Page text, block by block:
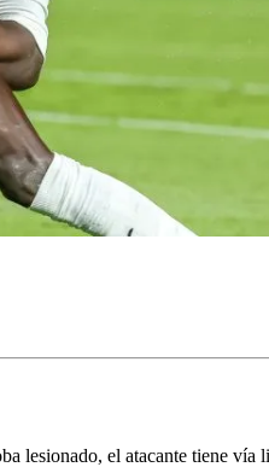
lesionado, el atacante tiene